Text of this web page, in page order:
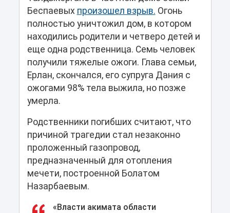
Беспаевых произошел взрыв. Огонь
полностью уничтожил дом, в котором
находились родители и четверо детей и
еще одна родственница. Семь человек
получили тяжелые ожоги. Глава семьи,
Ерлан, скончался, его супруга Дания с
ожогами 98% тела выжила, но позже
умерла.
Родственники погибших считают, что
причиной трагедии стал незаконно
проложенный газопровод,
предназначенный для отопления
мечети, построенной Болатом
Назарбаевым.
«Власти акимата области